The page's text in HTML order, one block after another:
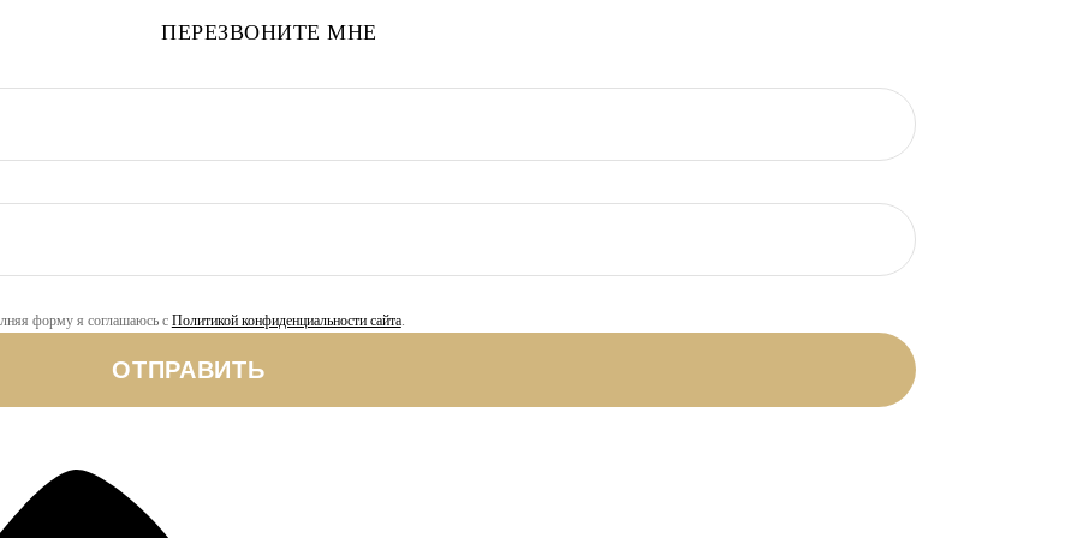
ПЕРЕЗВОНИТЕ МНЕ
форму я соглашаюсь с Политикой конфиденциальности сайта.
ОТПРАВИТЬ